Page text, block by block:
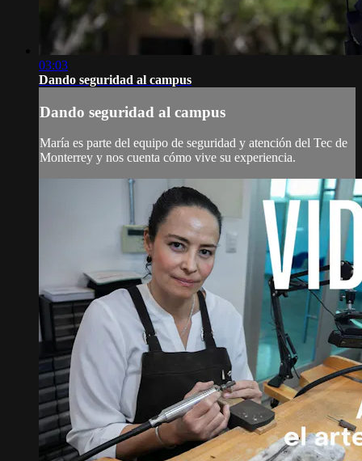
03:03
Dando seguridad al campus
Dando seguridad al campus
María es parte del equipo de seguridad y atención del Tec de
Monterrey y nos cuenta cómo vive su experiencia.